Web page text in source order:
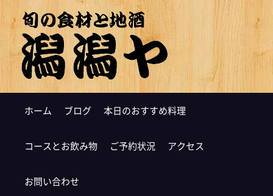
ホーム ブログ 本日のおすすめ料理
コースとお飲み物 ご予約状況 アクセス
お問い合わせ